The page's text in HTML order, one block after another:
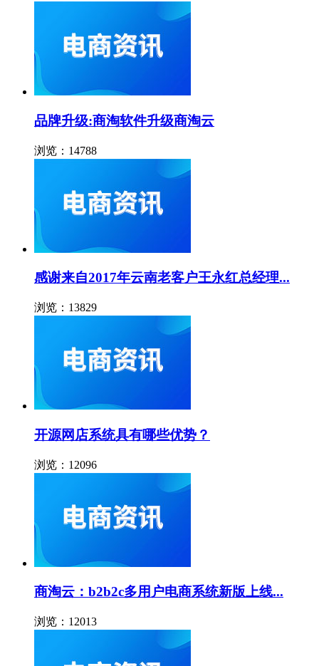
品牌升级:商淘软件升级商淘云
浏览：14788
感谢来自2017年云南老客户王永红总经理...
浏览：13829
开源网店系统具有哪些优势？
浏览：12096
商淘云：b2b2c多用户电商系统新版上线...
浏览：12013